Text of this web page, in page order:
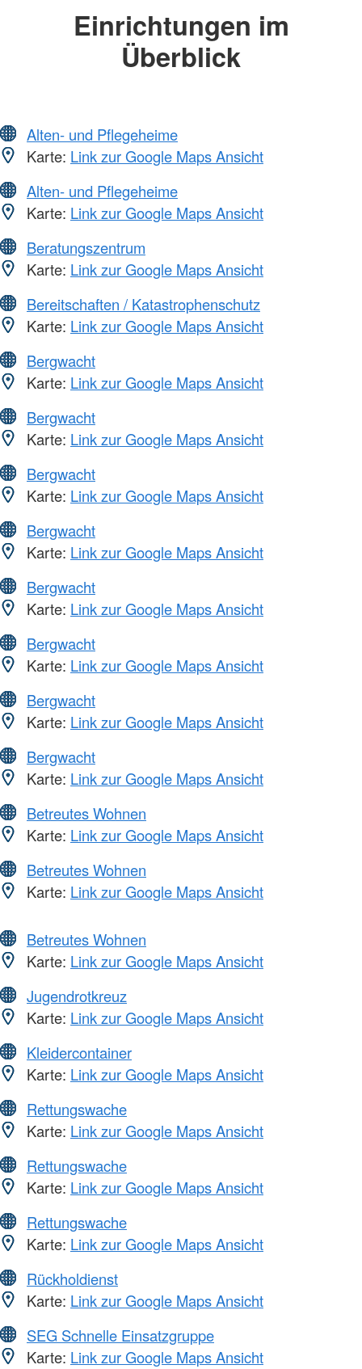
Einrichtungen im
Überblick
Alten- und Pflegeheime
Karte: Link zur Google Maps Ansicht
Alten- und Pflegeheime
Karte: Link zur Google Maps Ansicht
Beratungszentrum
Karte: Link zur Google Maps Ansicht
Bereitschaften / Katastrophenschutz
Karte: Link zur Google Maps Ansicht
Bergwacht
Karte: Link zur Google Maps Ansicht
Bergwacht
Karte: Link zur Google Maps Ansicht
Bergwacht
Karte: Link zur Google Maps Ansicht
Bergwacht
Karte: Link zur Google Maps Ansicht
Bergwacht
Karte: Link zur Google Maps Ansicht
Bergwacht
Karte: Link zur Google Maps Ansicht
Bergwacht
Karte: Link zur Google Maps Ansicht
Bergwacht
Karte: Link zur Google Maps Ansicht
Betreutes Wohnen
Karte: Link zur Google Maps Ansicht
Betreutes Wohnen
Karte: Link zur Google Maps Ansicht
Betreutes Wohnen
Karte: Link zur Google Maps Ansicht
Jugendrotkreuz
Karte: Link zur Google Maps Ansicht
Kleidercontainer
Karte: Link zur Google Maps Ansicht
Rettungswache
Karte: Link zur Google Maps Ansicht
Rettungswache
Karte: Link zur Google Maps Ansicht
Rettungswache
Karte: Link zur Google Maps Ansicht
Rückholdienst
Karte: Link zur Google Maps Ansicht
SEG Schnelle Einsatzgruppe
Karte: Link zur Google Maps Ansicht